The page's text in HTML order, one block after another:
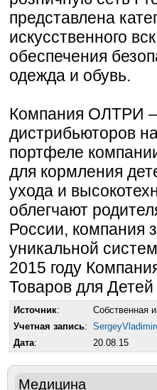
представлена
искусственного
обеспечения
одежда и обувь.
Компания ОЛТРИ –
дистрибьюторов
портфеле
для кормления
ухода и
облегчают
России, компания
уникальной
2015 году
Товаров для
Источник:
Собственная
Учетная запись:
Дата: 20.08.15
Медицина